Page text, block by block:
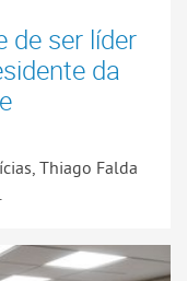
de ser líder
da
Thiago Falda